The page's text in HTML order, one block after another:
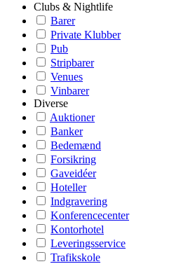
Clubs & Nightlife
Barer
Private Klubber
Pub
Stripbarer
Venues
Vinbarer
Diverse
Auktioner
Banker
Bedemænd
Forsikring
Gaveidéer
Hoteller
Indgravering
Konferencecenter
Kontorhotel
Leveringsservice
Trafikskole